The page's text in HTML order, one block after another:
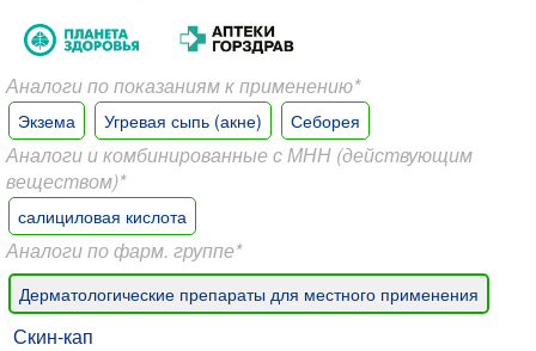
Аналоги по показаниям к применению*
Экзема Угревая сыпь (акне) Себорея
Аналоги и комбинированные с МНН (действующим
веществом)*
салициловая кислота
Аналоги по фарм. группе*
Дерматологические препараты для местного применения
Скин-кап